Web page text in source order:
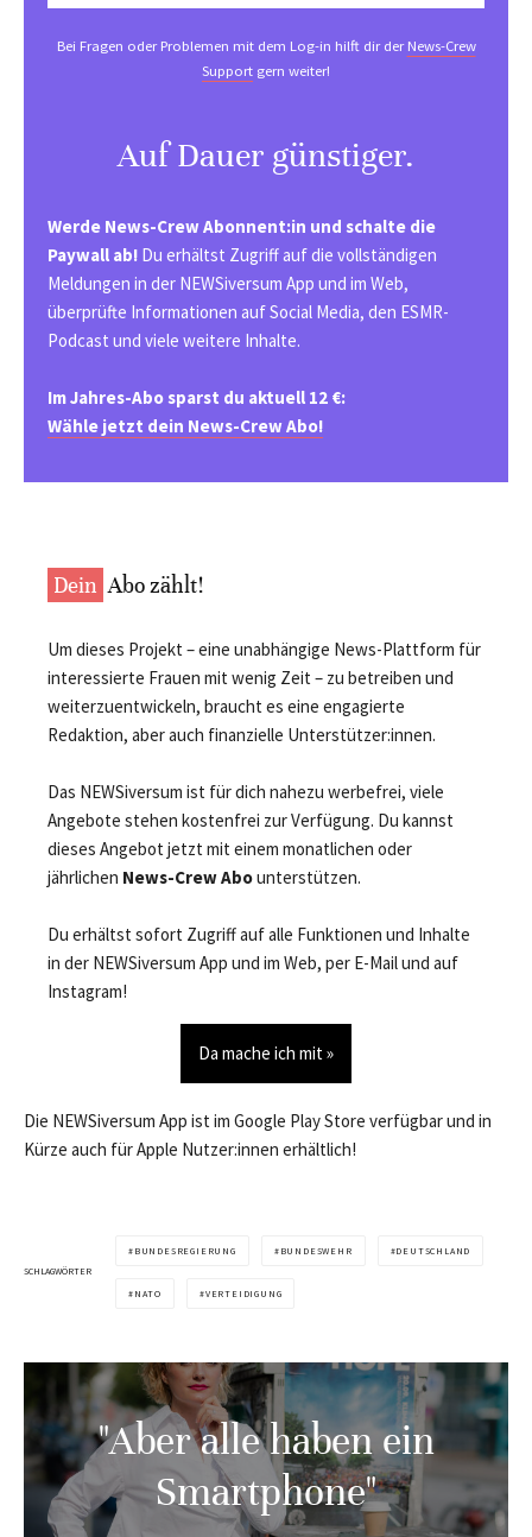
Bei Fragen oder Problemen mit dem Log-in hilft dir derNews-Crew
Support gern weiter!
Auf Dauer günstiger.
Werde News-Crew Abonnent:in und schalte die
Paywall ab! Du erhältst Zugriff auf die vollständigen
Meldungen in der NEWSiversum App und im Web,
überprüfte Informationen auf Social Media, den ESMR-
Podcast und viele weitere Inhalte.
Im Jahres-Abo sparst du aktuell 12 €:
Wähle jetzt dein News-Crew Abo!
Dein Abo zählt!
Um dieses Projekt – eine unabhängige News-Plattform für
interessierte Frauen mit wenig Zeit – zu betreiben und
weiterzuentwickeln, braucht es eine engagierte
Redaktion, aber auch finanzielle Unterstützer:innen.
Das NEWSiversum ist für dich nahezu werbefrei, viele
Angebote stehen kostenfrei zur Verfügung. Du kannst
dieses Angebot jetzt mit einem monatlichen oder
jährlichen News-Crew Abounterstützen.
Du erhältst sofort Zugriff auf alle Funktionen und Inhalte
in der NEWSiversum App und im Web, per E-Mail und auf
Instagram!
Da mache ich mit »
Die NEWSiversum App ist im Google Play Store verfügbar und in
Kürze auch für Apple Nutzer:innen erhältlich!
SCHLAGWÖRTER
BUNDESREGIERUNG BUNDESWEHR DEUTSCHLAND
NATO VERTEIDIGUNG
"Aber alle haben ein
Smartphone"